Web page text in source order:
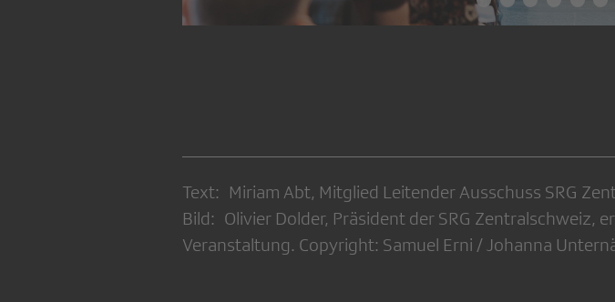
Text: Miriam Abt, Mitglied Leitender Ausschuss SRG
Bild: Olivier Dolder, Präsident der SRG
Veranstaltung. Copyright: Samuel Erni / Johanna